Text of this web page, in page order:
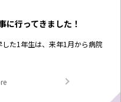
行ってきました！
た1年生は、来年1月から病院